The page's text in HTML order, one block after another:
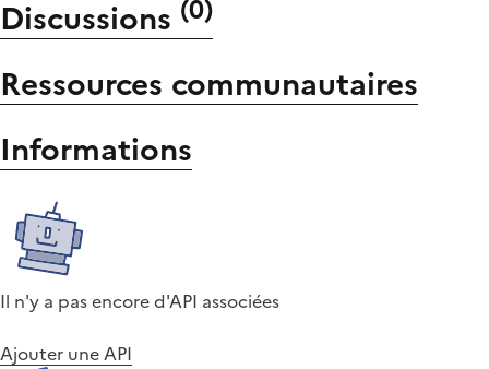
Discussions (0)
Ressources communautaires
Informations
Il n'y a pas encore d'API associées
Ajouter une API